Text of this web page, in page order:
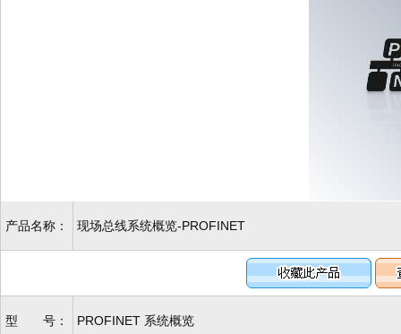
产品名称： 现场总线系统概览-PROFINET
型 号： PROFINET 系统概览